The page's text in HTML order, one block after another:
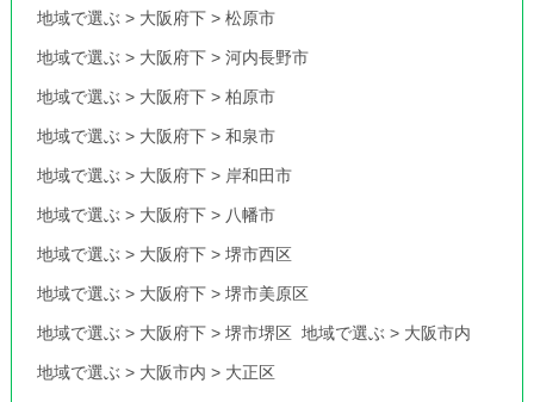
地域で選ぶ > 大阪府下 >松原市
地域で選ぶ > 大阪府下 >河内長野市
地域で選ぶ > 大阪府下 >柏原市
地域で選ぶ > 大阪府下 >和泉市
地域で選ぶ > 大阪府下 > 岸和田市
地域で選ぶ > 大阪府下 > 八幡市
地域で選ぶ > 大阪府下 >堺市西区
地域で選ぶ > 大阪府下 >堺市美原区
地域で選ぶ > 大阪府下 >堺市堺区 地域で選ぶ > 大阪市内
地域で選ぶ > 大阪市内 > 大正区